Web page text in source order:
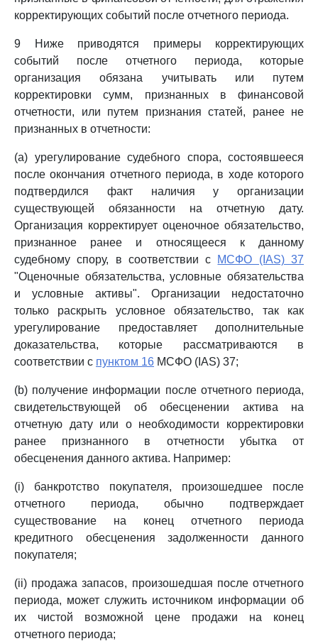
корректирующих событий после отчетного периода.
9 Ниже приводятся примеры корректирующих
событий после отчетного периода, которые
организация обязана учитывать или путем
корректировки сумм, признанных в финансовой
отчетности, или путем признания статей, ранее не
признанных в отчетности:
(a) урегулирование судебного спора, состоявшееся
после окончания отчетного периода, в ходе которого
подтвердился факт наличия у организации
существующей обязанности на отчетную дату.
Организация корректирует оценочное обязательство,
признанное ранее и относящееся к данному
судебному спору, в соответствии с МСФО (IAS) 37
"Оценочные обязательства, условные обязательства
и условные активы". Организации недостаточно
только раскрыть условное обязательство, так как
урегулирование предоставляет дополнительные
доказательства, которые рассматриваются в
соответствии с пунктом 16 МСФО (IAS) 37;
(b) получение информации после отчетного периода,
свидетельствующей об обесценении актива на
отчетную дату или о необходимости корректировки
ранее признанного в отчетности убытка от
обесценения данного актива. Например:
(i) банкротство покупателя, произошедшее после
отчетного периода, обычно подтверждает
существование на конец отчетного периода
кредитного обесценения задолженности данного
покупателя;
(ii) продажа запасов, произошедшая после отчетного
периода, может служить источником информации об
их чистой возможной цене продажи на конец
отчетного периода;